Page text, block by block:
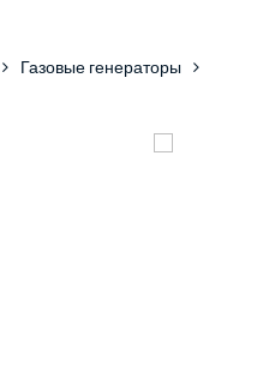
Газовые генераторы